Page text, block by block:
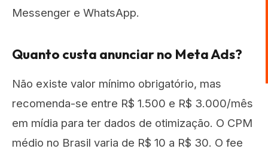
Messenger e WhatsApp.
Quanto custa anunciar no Meta Ads?
Não existe valor mínimo obrigatório, mas
recomenda-se entre R$ 1.500 e R$ 3.000/mês
em mídia para ter dados de otimização. O CPM
médio no Brasil varia de R$ 10 a R$ 30. O fee